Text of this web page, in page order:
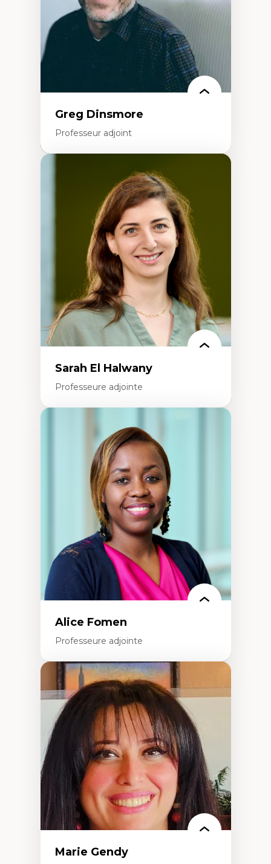
Formation à l’enseignement en contexte
francophone minoritaire
Identité linguistique et culturelle
Recherche-action et approches
participatives
Leadership éducatif et pratiques réflexives
Éducation durable et bien-être en
Greg Dinsmore
Professeur adjoint
Fragmentation des auditoires médiatiques
Analyse multi-plateforme des auditoires
médiatiques
Analyse des comportements numériques à
travers les données massives et l’IA
Recherche quantitative et qualitative sur
les auditoires médiatiques
Épistémologie des techniques de recherche
numérique et l’IA
Théorie des droits de la personne
La pensée politique d’Hannah Arendt
La pensée politique à l’ère numérique
Justice internationale et normes
internationales
Sarah El Halwany
Professeure adjointe
Les apports pédagogiques des théories de
l'affect, du posthumanisme, du féminisme
dans l'éducation aux sciences
L'apprentissage des sciences/STIM dans une
perspective socioécologique de care
L’insertion professionnelle des
enseignant.e.s
Alice Fomen
Professeure adjointe
Expertises
Acceptabilité, acceptation et adoption des
technologies
Technologies d'apprentissage innovantes
Insertion professionnelle du nouveau
personnel enseignant
Construction identitaire en milieu
minoritaire francophone
Technologies éducatives pour la formation
continue
Marie Gendy